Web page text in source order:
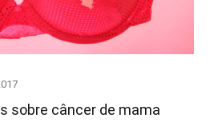
sobre câncer de mama